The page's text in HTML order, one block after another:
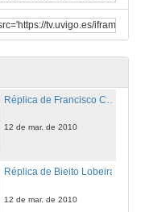
Intervención de Román Rodríguez
12 de mar. de 2010
12 de mar. de 2010
Réplica de Bieito Lobeira
12 de mar. de 2010